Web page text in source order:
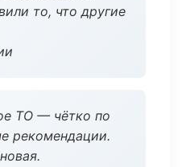
то, что другие
ТО — чётко по
рекомендации.